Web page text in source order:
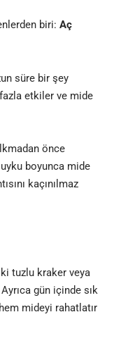
biri: Aç
süre bir şey
etkiler ve mide
önce
uyku boyunca mide
kaçınılmaz
tuzlu kraker veya
gün içinde sık
mideyi rahatlatır